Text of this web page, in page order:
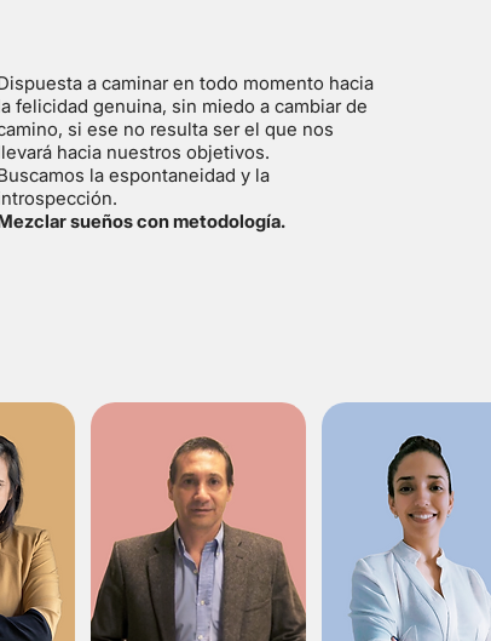
a caminar en todo momento hacia
felicidad genuina, sin miedo a cambiar de
si ese no resulta ser el que nos
hacia nuestros objetivos.
la espontaneidad y la
sueños con metodología.